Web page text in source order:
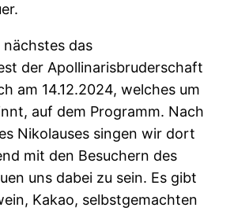
das
der Apollinarisbruderschaft
am 14.12.2024, welches um
auf dem Programm. Nach
Nikolauses singen wir dort
mit den Besuchern des
uns dabei zu sein. Es gibt
Kakao, selbstgemachten